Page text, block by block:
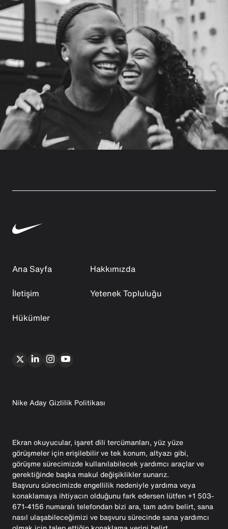
Ana Sayfa
Hakkımızda
İletişim
Yetenek Topluluğu
Hükümler
Nike Aday Gizlilik Politikası
Ekran okuyucular, işaret dili tercümanları, yüz yüze
görüşmeler için erişilebilir ve tek konum, altyazı gibi,
görüşme sürecimizde kullanılabilecek yardımcı araçlar ve
gerektiğinde başka makul değişiklikler sunarız.
Başvuru sürecimizde engellilik nedeniyle yardıma veya
konaklamaya ihtiyacın olduğunu fark edersen lütfen +1 503-
671-4156 numaralı telefondan bizi ara, tam adını belirt, sana
nasıl ulaşabileceğimizi ve başvuru sürecinde sana yardımcı